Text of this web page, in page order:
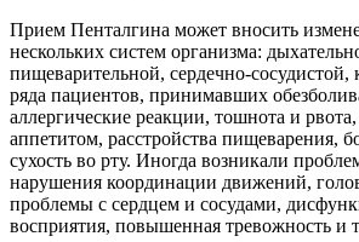
Прием Пенталгина может вносить
нескольких систем организма:
пищеварительной, сердечно-
ряда пациентов, принимавших
аллергические реакции, тошнота и
аппетитом, расстройства пищеварения,
сухость во рту. Иногда возникали
нарушения координации движений,
проблемы с сердцем и сосудами,
восприятия, повышенная тревожность и